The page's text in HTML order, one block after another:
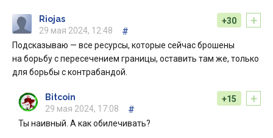
+
+30
Riojas
29 мая 2024, 12:48
#
Подсказываю — все ресурсы, которые сейчас брошены
на борьбу с пересечением границы, оставить там же, только
для борьбы с контрабандой.
+
+15
Bitcoin
29 мая 2024, 17:08
#
Ты наивный. А как обилечивать?